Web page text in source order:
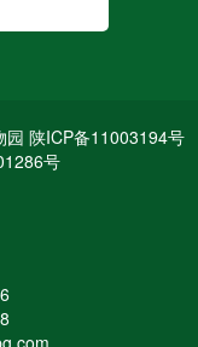
陕ICP备11003194号
号